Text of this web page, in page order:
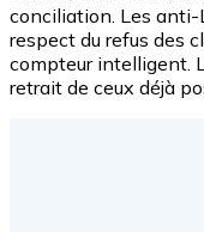
conciliation. Les anti-
respect du refus des
compteur intelligent.
retrait de ceux déjà